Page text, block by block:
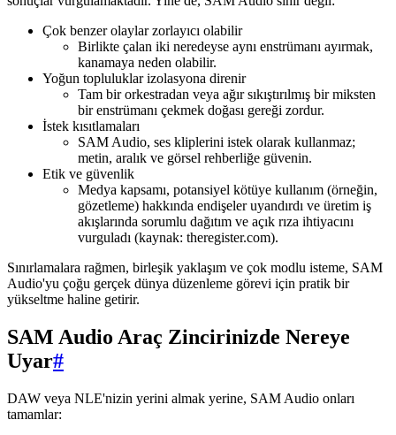
Çok benzer olaylar zorlayıcı olabilir
Birlikte çalan iki neredeyse aynı enstrümanı ayırmak,
kanamaya neden olabilir.
Yoğun topluluklar izolasyona direnir
Tam bir orkestradan veya ağır sıkıştırılmış bir miksten
bir enstrümanı çekmek doğası gereği zordur.
İstek kısıtlamaları
SAM Audio, ses kliplerini istek olarak kullanmaz;
metin, aralık ve görsel rehberliğe güvenin.
Etik ve güvenlik
Medya kapsamı, potansiyel kötüye kullanım (örneğin,
gözetleme) hakkında endişeler uyandırdı ve üretim iş
akışlarında sorumlu dağıtım ve açık rıza ihtiyacını
vurguladı (kaynak: theregister.com).
Sınırlamalara rağmen, birleşik yaklaşım ve çok modlu isteme, SAM
Audio'yu çoğu gerçek dünya düzenleme görevi için pratik bir
yükseltme haline getirir.
SAM Audio Araç Zincirinizde Nereye
Uyar#
DAW veya NLE'nizin yerini almak yerine, SAM Audio onları
tamamlar: